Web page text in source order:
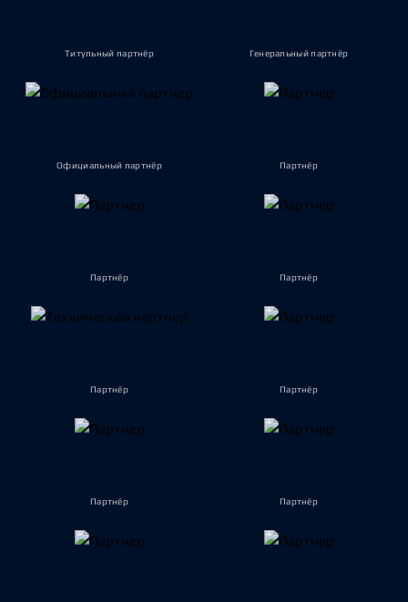
Титульный партнёр Генеральный партнёр
Официальный партнёр Партнёр
Партнёр Партнёр
Партнёр Партнёр
Партнёр Партнёр